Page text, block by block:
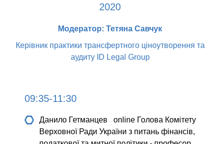
2020
Модератор: Тетяна Савчук
Керівник практики трансфертного ціноутворення та
аудиту ID Legal Group
09:35-11:30
Данило Гетманцев online Голова Комітету
Верховної Ради України з питань фінансів,